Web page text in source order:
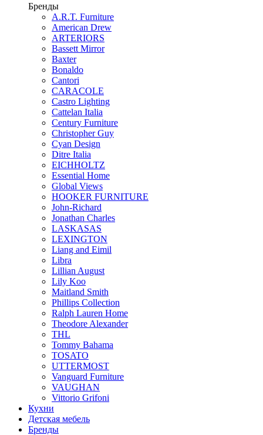
Бренды
A.R.T. Furniture
American Drew
ARTERIORS
Bassett Mirror
Baxter
Bonaldo
Cantori
CARACOLE
Castro Lighting
Cattelan Italia
Century Furniture
Christopher Guy
Cyan Design
Ditre Italia
EICHHOLTZ
Essential Home
Global Views
HOOKER FURNITURE
John-Richard
Jonathan Charles
LASKASAS
LEXINGTON
Liang and Eimil
Libra
Lillian August
Lily Koo
Maitland Smith
Phillips Collection
Ralph Lauren Home
Theodore Alexander
THL
Tommy Bahama
TOSATO
UTTERMOST
Vanguard Furniture
VAUGHAN
Vittorio Grifoni
Кухни
Детская мебель
Бренды